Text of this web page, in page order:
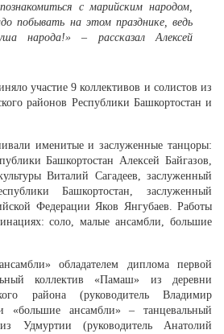
с марийским народом,
побывать на этом празднике, ведь
народа!» – рассказал Алексей
участие 9 коллективов и солистов из
районов Республики Башкортостан и
именитые и заслуженные танцоры:
Башкортостан Алексей Байгазов,
Виталий Сагадеев, заслуженный
Башкортостан, заслуженный
Федерации Яков Янгубаев. Работы
соло, малые ансамбли, большие
обладателем диплома первой
коллектив «Памаш» из деревни
района (руководитель Владимир
ансамбли» – танцевальный
Удмуртии (руководитель Анатолий